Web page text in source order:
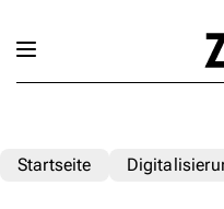
Startseite